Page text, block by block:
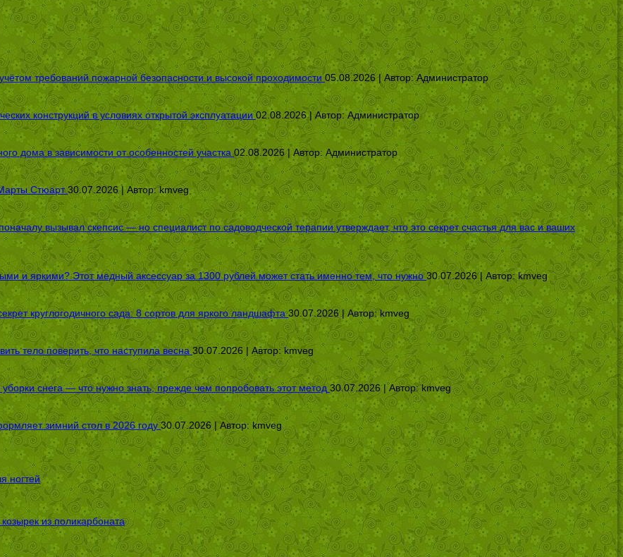
требований пожарной безопасности и высокой проходимости 05.08.2026 | Автор:Администратор
конструкций в условиях открытой эксплуатации 02.08.2026 | Автор:Администратор
дома в зависимости от особенностей участка 02.08.2026 | Автор: Администратор
Стюарт 30.07.2026 | Автор:kmveg
вызывал скепсис — но специалист по садоводческой терапии утверждает, что это секрет счастья для вас и ваших
и яркими? Этот медный аксессуар за 1300 рублей может стать именно тем, что нужно 30.07.2026 | Автор:kmveg
круглогодичного сада: 8 сортов для яркого ландшафта 30.07.2026 | Автор:kmveg
тело поверить, что наступила весна 30.07.2026 | Автор:kmveg
снега — что нужно знать, прежде чем попробовать этот метод 30.07.2026 | Автор:kmveg
зимний стол в 2026 году 30.07.2026 | Автор: kmveg
ногтей
из поликарбоната